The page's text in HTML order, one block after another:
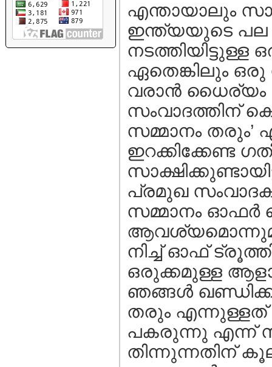
എന്തായാലും
ഇന്ത്യയുടെ പല
ഏതെങ്കിലും ഒരു
വരാന്‍ ധൈര്യം
സംവാദത്തിന്
സമ്മാനം തരും’
ഇറക്കിക്കേണ്ട
പ്രമുഖ
സമ്മാനം ഓഫര്‍
നിച്ച് ഓഫ്
ഒരുക്കമുള്ള
ഞങ്ങള്‍
തരും
പകരുന്നു എന്ന്
തിന്നുന്നതിന്